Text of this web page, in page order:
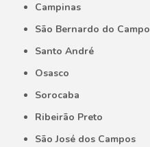
Campinas
São Bernardo do Campo
Santo André
Osasco
Sorocaba
Ribeirão Preto
São José dos Campos